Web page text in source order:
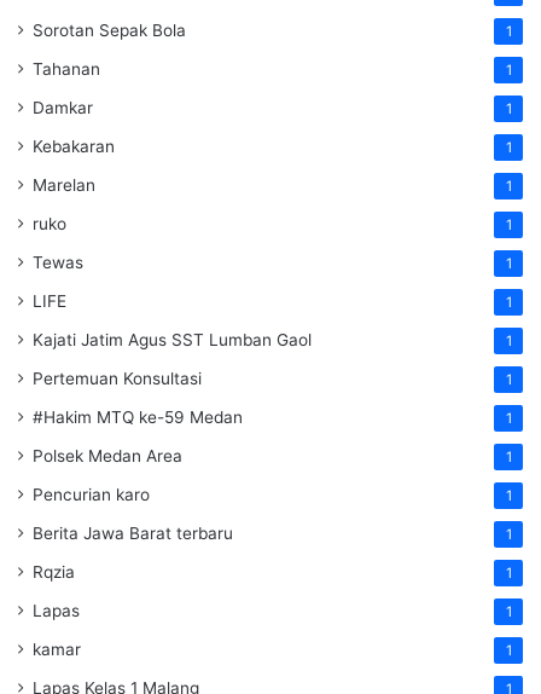
Sorotan Sepak Bola 1
Tahanan 1
Damkar 1
Kebakaran 1
Marelan 1
ruko 1
Tewas 1
LIFE 1
Kajati Jatim Agus SST Lumban Gaol 1
Pertemuan Konsultasi 1
#Hakim MTQ ke-59 Medan 1
Polsek Medan Area 1
Pencurian karo 1
Berita Jawa Barat terbaru 1
Rqzia 1
Lapas 1
kamar 1
Lapas Kelas 1 Malang 1